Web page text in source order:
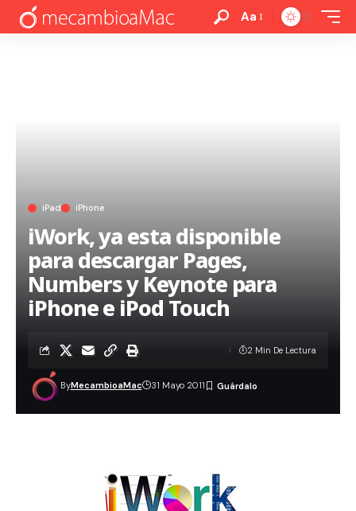
Aa
iPad iPhone
iWork, ya esta disponible
para descargar Pages,
Numbers y Keynote para
iPhone e iPod Touch
ByMecambioaMac 31 Mayo 2011
2 Min De Lectura